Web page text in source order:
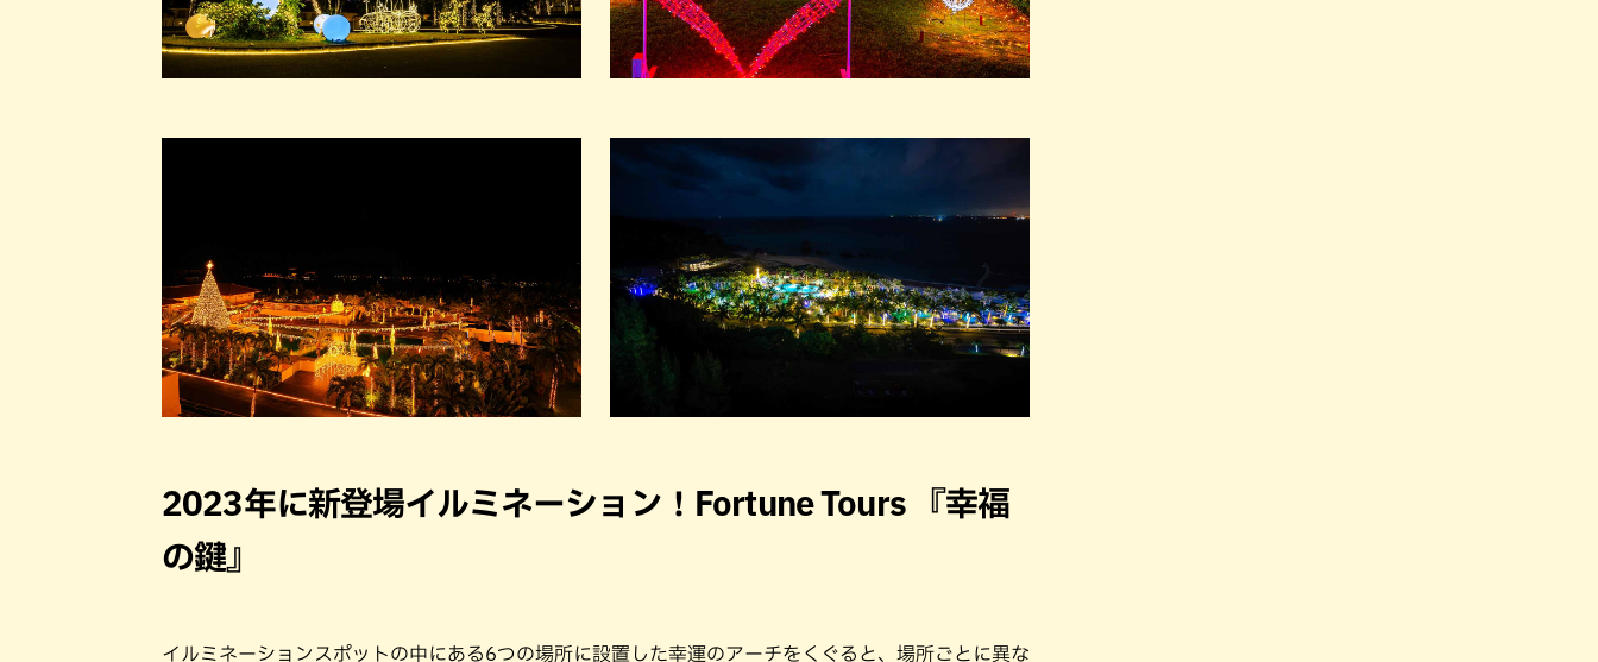
2023年に新登場イルミネーション！Fortune Tours 『幸福
の鍵』
イルミネーションスポットの中にある6つの場所に設置した幸運のアーチをくぐると、場所ごとに異な